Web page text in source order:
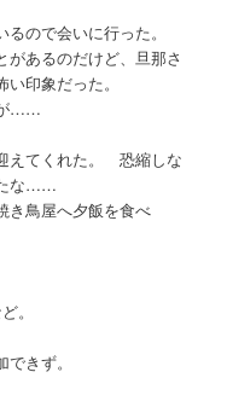
るので会いに行った。
があるのだけど、旦那さ
印象だった。
が……
えてくれた。 恐縮しな
たな……
き鳥屋へ夕飯を食べ
。
きず。